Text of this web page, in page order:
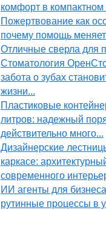
комфорт в
Пожертвование как
почему помощь
Отличные сверла для
Стоматология
забота о зубах
жизни...
Пластиковые
литров: надежный
действительно много...
Дизайнерские
каркасе:
современного
ИИ агенты для
рутинные процессы в